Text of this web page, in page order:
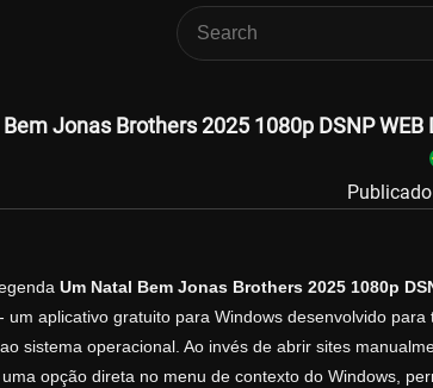
Jonas Brothers 2025 1080p DSNP
Um Natal Bem Jonas Brothers 2025 1080p
- um aplicativo gratuito para Windows desenvolvido
sistema operacional. Ao invés de abrir sites
uma opção direta no menu de contexto do Windows,